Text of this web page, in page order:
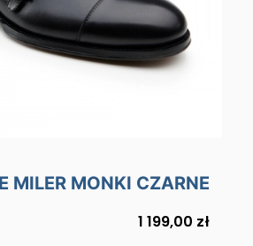
MILER MONKI CZARNE
Cena
1 199,00 zł